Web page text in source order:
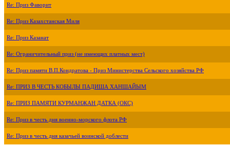
Re: Приз Фаворит
Re: Приз Казахстанская Миля
Re: Приз Казанат
Re: Ограничительный приз (не имеющих платных мест)
Re: Приз памяти В.П.Кондратова - Приз Министерства Сельского хозяйства РФ
Re: ПРИЗ В ЧЕСТЬ КОБЫЛЫ ПАДИША ХАНШАЙЫМ
Re: ПРИЗ ПАМЯТИ КУРМАНЖАН ДАТКА (ОКС)
Re: Приз в честь дня военно-морского флота РФ
Re: Приз в честь дня казачьей воинской доблести